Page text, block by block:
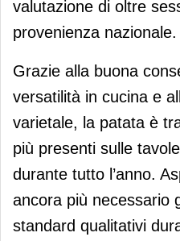
valutazione di oltre
provenienza nazionale.
Grazie alla buona
versatilità in cucina e
varietale, la patata è
più presenti sulle
durante tutto l’anno.
ancora più necessario
standard qualitativi